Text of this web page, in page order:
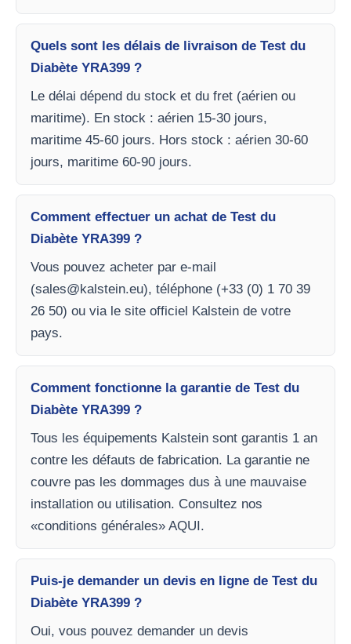
Quels sont les délais de livraison de Test du
Diabète YRA399 ?
Le délai dépend du stock et du fret (aérien ou
maritime). En stock : aérien 15-30 jours,
maritime 45-60 jours. Hors stock : aérien 30-60
jours, maritime 60-90 jours.
Comment effectuer un achat de Test du
Diabète YRA399 ?
Vous pouvez acheter par e-mail
(sales@kalstein.eu), téléphone (+33 (0) 1 70 39
26 50) ou via le site officiel Kalstein de votre
pays.
Comment fonctionne la garantie de Test du
Diabète YRA399 ?
Tous les équipements Kalstein sont garantis 1 an
contre les défauts de fabrication. La garantie ne
couvre pas les dommages dus à une mauvaise
installation ou utilisation. Consultez nos
«conditions générales» AQUI.
Puis-je demander un devis en ligne de Test du
Diabète YRA399 ?
Oui, vous pouvez demander un devis